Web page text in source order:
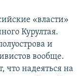
«власти»
Курултая.
и
вообще.
что надеяться на